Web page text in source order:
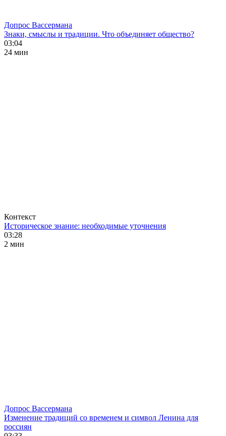
Допрос Вассермана
Знаки, смыслы и традиции. Что объединяет общество?
03:04
24 мин
Контекст
Историческое знание: необходимые уточнения
03:28
2 мин
Допрос Вассермана
Изменение традиций со временем и символ Ленина для
россиян